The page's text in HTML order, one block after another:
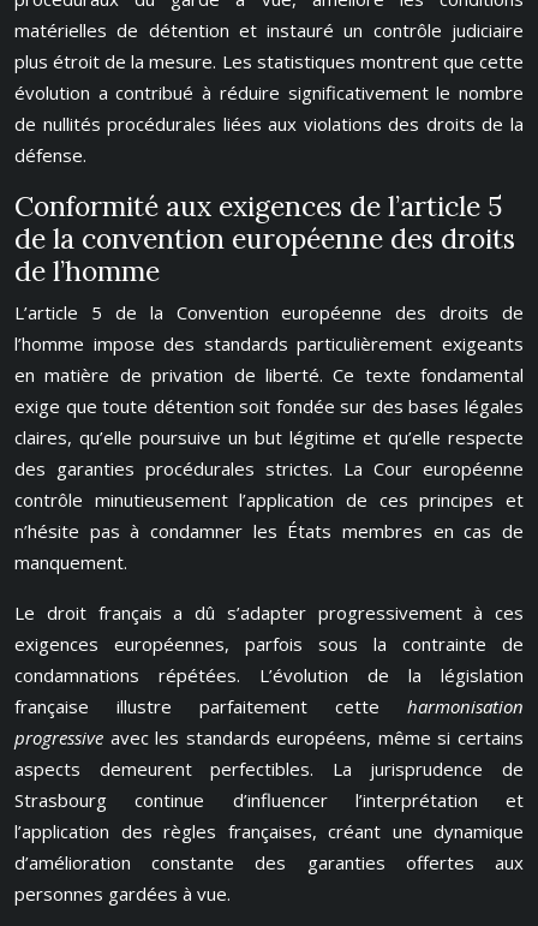
matérielles de détention et instauré un contrôle judiciaire
plus étroit de la mesure. Les statistiques montrent que cette
évolution a contribué à réduire significativement le nombre
de nullités procédurales liées aux violations des droits de la
défense.
Conformité aux exigences de l’article 5
de la convention européenne des droits
de l’homme
L’article 5 de la Convention européenne des droits de
l’homme impose des standards particulièrement exigeants
en matière de privation de liberté. Ce texte fondamental
exige que toute détention soit fondée sur des bases légales
claires, qu’elle poursuive un but légitime et qu’elle respecte
des garanties procédurales strictes. La Cour européenne
contrôle minutieusement l’application de ces principes et
n’hésite pas à condamner les États membres en cas de
manquement.
Le droit français a dû s’adapter progressivement à ces
exigences européennes, parfois sous la contrainte de
condamnations répétées. L’évolution de la législation
française illustre parfaitement cette harmonisation
progressive avec les standards européens, même si certains
aspects demeurent perfectibles. La jurisprudence de
Strasbourg continue d’influencer l’interprétation et
l’application des règles françaises, créant une dynamique
d’amélioration constante des garanties offertes aux
personnes gardées à vue.